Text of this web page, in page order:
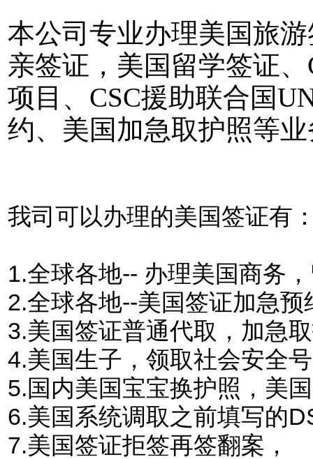
本公司专业办理美国旅
亲签证，美国留学签证
项目、CSC援助联合国
约、美国加急取护照等
我司可以办理的美国签证有
1.全球各地-- 办理美国商务
2.全球各地--美国签证加急预
3.美国签证普通代取，加急
4.美国生子，领取社会安全
5.国内美国宝宝换护照，美
6.美国系统调取之前填写的
7.美国签证拒签再签翻案，